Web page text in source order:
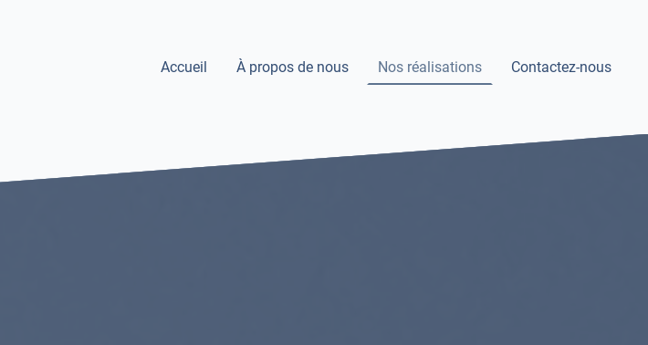
Accueil À propos de nous Nos réalisations Contactez-nous